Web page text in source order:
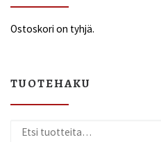
Ostoskori on tyhjä.
TUOTEHAKU